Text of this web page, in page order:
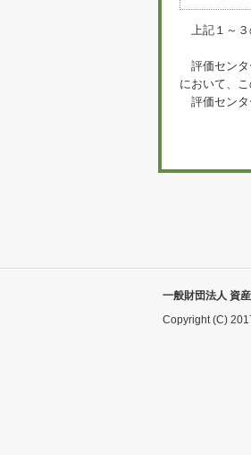
上記１～３
評価センタ
において、
評価センタ
一般財団法人 資
Copyright (C)